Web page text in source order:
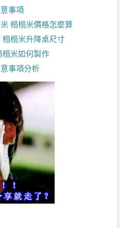
事項
榻榻米價格怎麼算
榻米升降桌尺寸
榻米如何製作
事項分析